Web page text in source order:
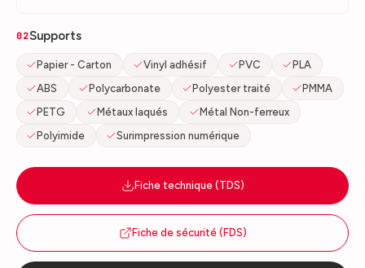
02Supports
Papier - Carton Vinyl adhésif PVC
PLA
ABS
Polycarbonate Polyester traité
PMMA
PETG
Métaux laqués
Métal Non-ferreux
Polyimide
Surimpression numérique
Fiche technique (TDS)
Fiche de sécurité (FDS)